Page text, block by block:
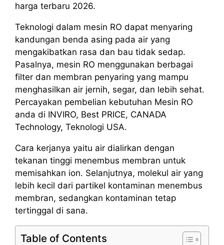
harga terbaru 2026.
Teknologi dalam mesin RO dapat menyaring
kandungan benda asing pada air yang
mengakibatkan rasa dan bau tidak sedap.
Pasalnya, mesin RO menggunakan berbagai
filter dan membran penyaring yang mampu
menghasilkan air jernih, segar, dan lebih sehat.
Percayakan pembelian kebutuhan Mesin RO
anda di INVIRO, Best PRICE, CANADA
Technology, Teknologi USA.
Cara kerjanya yaitu air dialirkan dengan
tekanan tinggi menembus membran untuk
memisahkan ion. Selanjutnya, molekul air yang
lebih kecil dari partikel kontaminan menembus
membran, sedangkan kontaminan tetap
tertinggal di sana.
Table of Contents